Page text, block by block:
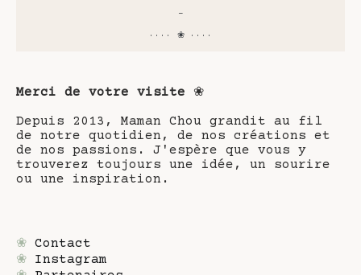
-
···· ❀ ····
Merci de votre visite ❀
Depuis 2013, Maman Chou grandit au fil
de notre quotidien, de nos créations et
de nos passions. J'espère que vous y
trouverez toujours une idée, un sourire
ou une inspiration.
❀ Contact
❀ Instagram